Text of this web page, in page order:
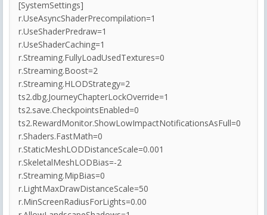
[SystemSettings]
r.UseAsyncShaderPrecompilation=1
r.UseShaderPredraw=1
r.UseShaderCaching=1
r.Streaming.FullyLoadUsedTextures=0
r.Streaming.Boost=2
r.Streaming.HLODStrategy=2
ts2.dbg.JourneyChapterLockOverride=1
ts2.save.CheckpointsEnabled=0
ts2.RewardMonitor.ShowLowImpactNotificationsAsFull=0
r.Shaders.FastMath=0
r.StaticMeshLODDistanceScale=0.001
r.SkeletalMeshLODBias=-2
r.Streaming.MipBias=0
r.LightMaxDrawDistanceScale=50
r.MinScreenRadiusForLights=0.00